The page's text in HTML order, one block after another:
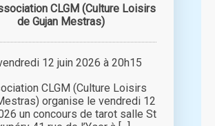
CLGM (Culture Loisirs
de Gujan Mestras)
12 juin 2026 à 20h15
CLGM (Culture Loisirs
organise le vendredi 12
un concours de tarot salle St